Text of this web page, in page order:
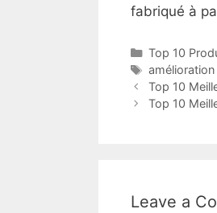
fabriqué à
Top 10
Top 10
Top 10
Leave a